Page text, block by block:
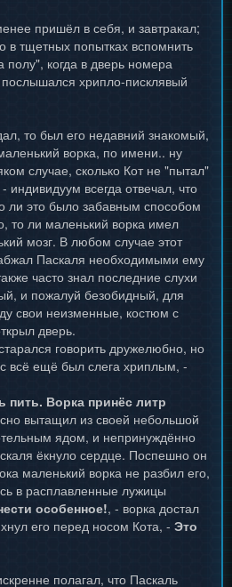
пришёл в себя, и завтракал;
в тщетных попытках вспомнить
полу", когда в дверь номера
послышался хрипло-писклявый
то был его недавний знакомый,
ворка, по имени.. ну
случае, сколько Кот не "пытал"
индивидуум всегда отвечал, что
ли это было забавным способом
то ли маленький ворка имел
мозг. В любом случае этот
Паскаля необходимыми ему
часто знал последние слухи
и пожалуй безобидный, для
свои неизменные, костюм с
дверь.
говорить дружелюбно, но
всё ещё был слега хриплым, -
пить. Ворка принёс литр
вытащил из своей небольшой
ядом, и непринуждённо
ёкнуло сердце. Поспешно он
маленький ворка не разбил его,
в расплавленные лужицы
особенное!, - ворка достал
его перед носом Кота, - Это
полагал, что Паскаль